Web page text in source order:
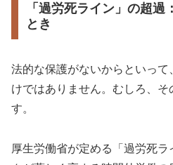
「過労死ライン」の超
とき
法的な保護がないからといっ
けではありません。むしろ、
す。
厚生労働省が定める「過労死